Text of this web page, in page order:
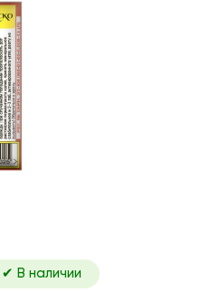
✔ В наличии